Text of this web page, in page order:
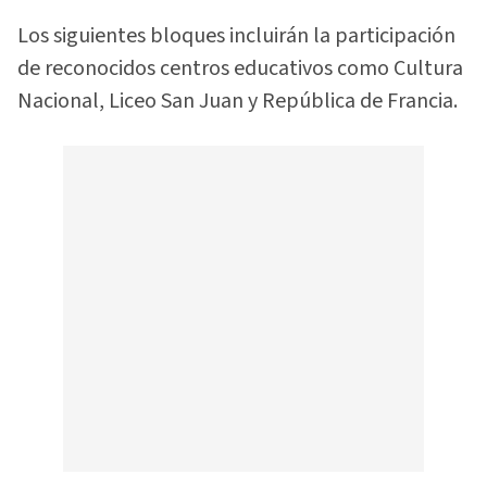
Los siguientes bloques incluirán la participación
de reconocidos centros educativos como Cultura
Nacional, Liceo San Juan y República de Francia.